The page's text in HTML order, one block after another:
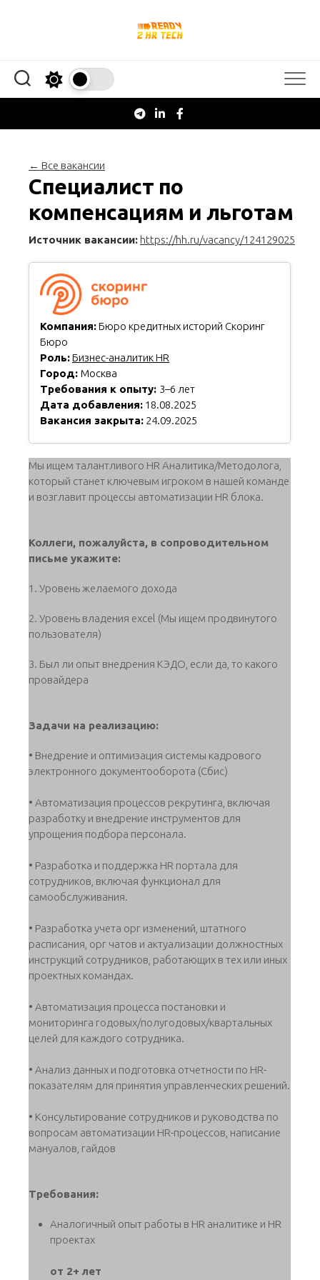
← Все вакансии
Специалист по
компенсациям и льготам
Источник вакансии: https://hh.ru/vacancy/124129025
Компания:Бюро кредитных историй Скоринг
Бюро
Роль:Бизнес-аналитик HR
Город: Москва
Требования к опыту: 3–6 лет
Дата добавления: 18.08.2025
Вакансия закрыта: 24.09.2025
Мы ищем талантливого HR Аналитика/Методолога,
который станет ключевым игроком в нашей команде
и возглавит процессы автоматизации HR блока.
Коллеги, пожалуйста, в сопроводительном
письме укажите:
1. Уровень желаемого дохода
2. Уровень владения excel (Мы ищем продвинутого
пользователя)
3. Был ли опыт внедрения КЭДО, если да, то какого
провайдера
Задачи на реализацию:
• Внедрение и оптимизация системы кадрового
электронного документооборота (Сбис)
• Автоматизация процессов рекрутинга, включая
разработку и внедрение инструментов для
упрощения подбора персонала.
• Разработка и поддержка HR портала для
сотрудников, включая функционал для
самообслуживания.
• Разработка учета орг изменений, штатного
расписания, орг чатов и актуализации должностных
инструкций сотрудников, работающих в тех или иных
проектных командах.
• Автоматизация процесса постановки и
мониторинга годовых/полугодовых/квартальных
целей для каждого сотрудника.
• Анализ данных и подготовка отчетности по HR-
показателям для принятия управленческих решений.
• Консультирование сотрудников и руководства по
вопросам автоматизации HR-процессов, написание
мануалов, гайдов
Требования:
Аналогичный опыт работы в HR аналитике и HR
проектах
от 2+ лет